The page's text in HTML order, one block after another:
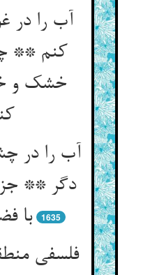
آب را در
کنم **
خشک و
آب را در
دگر **
با
1635
فلسفی